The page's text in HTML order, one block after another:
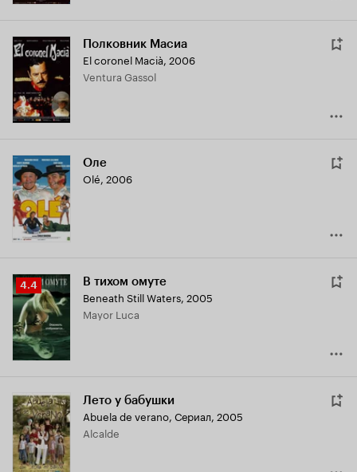
Полковник Масиа
El coronel Macià, 2006
Ventura Gassol
Оле
Olé, 2006
Рейтинг
Кинопоиска
4.4
4.4 В тихом омуте
Beneath Still Waters, 2005
Mayor Luca
Лето у бабушки
Abuela de verano, Сериал, 2005
Alcalde